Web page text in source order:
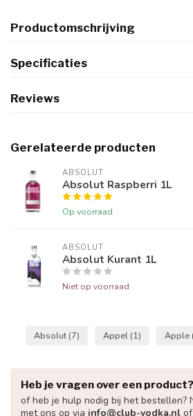
Productomschrijving
Specificaties
Reviews
Gerelateerde producten
ABSOLUT
Absolut Raspberri 1L
Op voorraad
ABSOLUT
Absolut Kurant 1L
Niet op voorraad
Absolut (7) Appel (1) Apple
Heb je vragen over een product?
of heb je hulp nodig bij het bestellen?
met ons op via info@club-vodka.nl of